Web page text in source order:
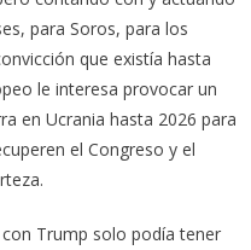
para Soros, para los
que existía hasta
le interesa provocar un
en Ucrania hasta 2026 para
el Congreso y el
Trump solo podía tener